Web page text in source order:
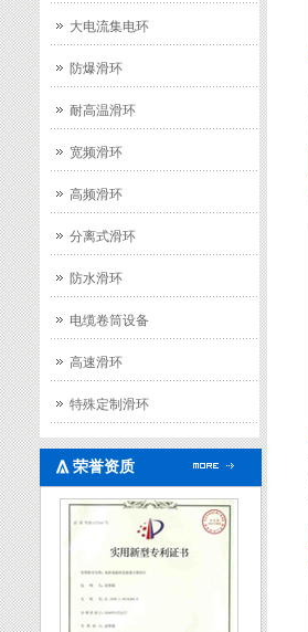
大电流集电环
防爆滑环
耐高温滑环
宽频滑环
高频滑环
分离式滑环
防水滑环
电缆卷筒设备
高速滑环
特殊定制滑环
荣誉资质